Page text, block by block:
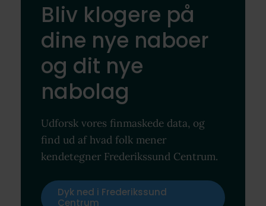
Bliv klogere på
dine nye naboer
og dit nye
nabolag
Udforsk vores finmaskede data, og
find ud af hvad folk mener
kendetegner Frederikssund Centrum.
Dyk ned i Frederikssund
Centrum